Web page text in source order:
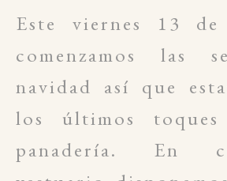
Este viernes 13 de
comenzamos las
navidad así que
los últimos
panadería. En